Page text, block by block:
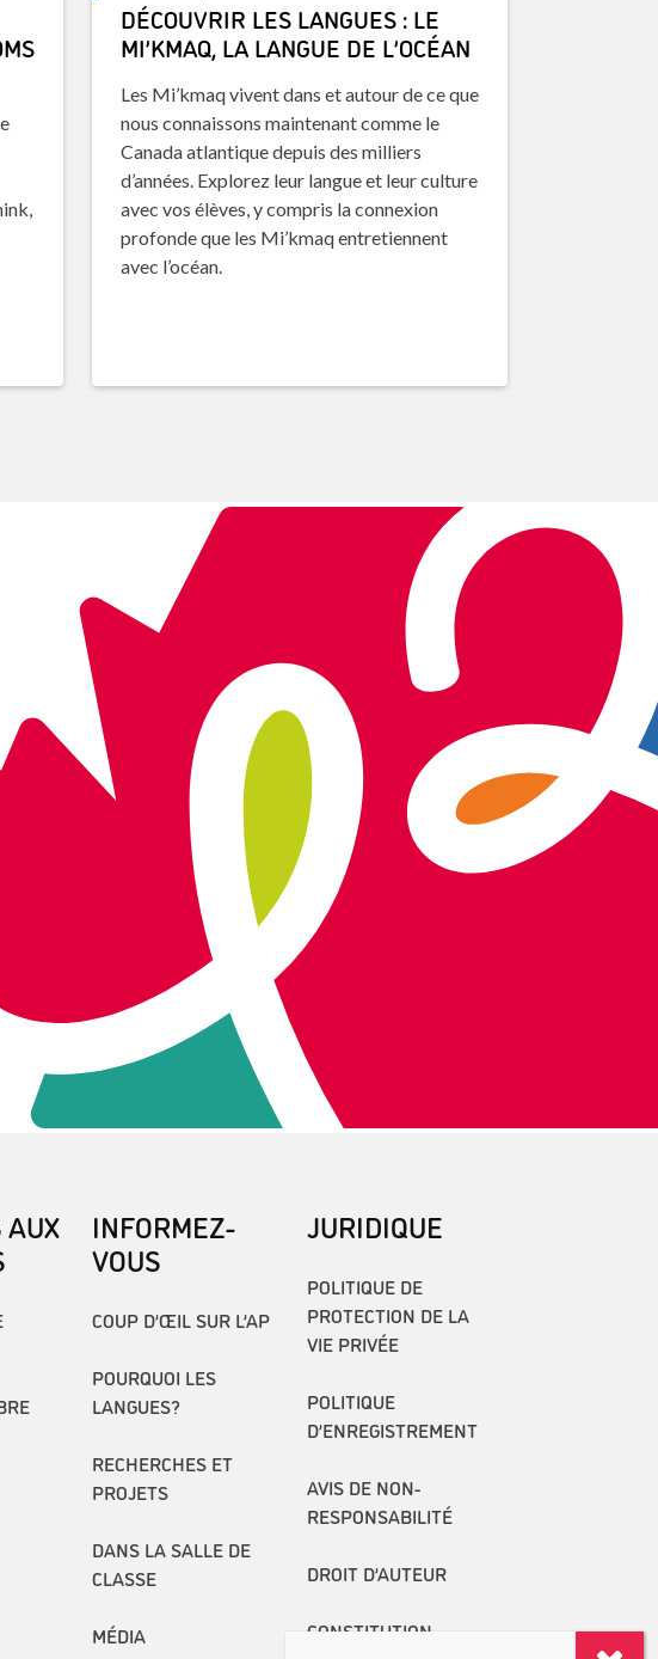
DÉCOUVRIR LES LANGUES : LE
MI’KMAQ, LA LANGUE DE L’OCÉAN
Les Mi’kmaq vivent dans et autour de ce que
nous connaissons maintenant comme le
Canada atlantique depuis des milliers
d’années. Explorez leur langue et leur culture
avec vos élèves, y compris la connexion
profonde que les Mi’kmaq entretiennent
avec l’océan.
AUX
INFORMEZ-
VOUS
COUP D’ŒIL SUR L’AP
POURQUOI LES
LANGUES?
RECHERCHES ET
PROJETS
DANS LA SALLE DE
CLASSE
MÉDIA
JURIDIQUE
POLITIQUE DE
PROTECTION DE LA
VIE PRIVÉE
POLITIQUE
D’ENREGISTREMENT
AVIS DE NON-
RESPONSABILITÉ
DROIT D’AUTEUR
CONSTITUTION